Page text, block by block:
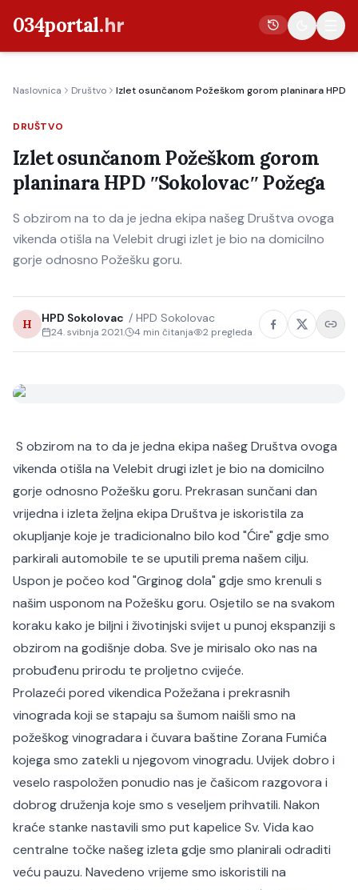
034portal.hr
Crna kronika
Poljoprivreda
Politika
Gospodarstvo
Život
Naslovnica Društvo Izlet osunčanom Požeškom gorom planinara HPD
DRUŠTVO
Izlet osunčanom Požeškom gorom
planinara HPD ʺSokolovacʺ Požega
S obzirom na to da je jedna ekipa našeg Društva ovoga
vikenda otišla na Velebit drugi izlet je bio na domicilno
gorje odnosno Požešku goru.
H HPD Sokolovac / HPD Sokolovac
24. svibnja 2021. 4 min čitanja 2 pregleda
S obzirom na to da je jedna ekipa našeg Društva ovoga
vikenda otišla na Velebit drugi izlet je bio na domicilno
gorje odnosno Požešku goru. Prekrasan sunčani dan
vrijedna i izleta željna ekipa Društva je iskoristila za
okupljanje koje je tradicionalno bilo kod "Ćire" gdje smo
parkirali automobile te se uputili prema našem cilju.
Uspon je počeo kod "Grginog dola" gdje smo krenuli s
našim usponom na Požešku goru. Osjetilo se na svakom
koraku kako je biljni i životinjski svijet u punoj ekspanziji s
obzirom na godišnje doba. Sve je mirisalo oko nas na
probuđenu prirodu te proljetno cvijeće.
Prolazeći pored vikendica Požežana i prekrasnih
vinograda koji se stapaju sa šumom naišli smo na
požeškog vinogradara i čuvara baštine Zorana Fumića
kojega smo zatekli u njegovom vinogradu. Uvijek dobro i
veselo raspoložen ponudio nas je čašicom razgovora i
dobrog druženja koje smo s veseljem prihvatili. Nakon
kraće stanke nastavili smo put kapelice Sv. Vida kao
centralne točke našeg izleta gdje smo planirali odraditi
veću pauzu. Navedeno vrijeme smo iskoristili na